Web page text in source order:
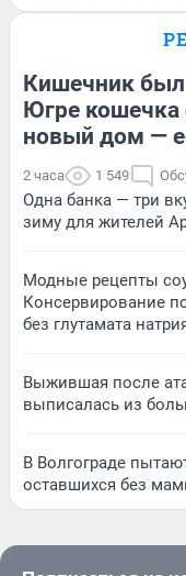
Кишечник
Югре кошечка
новый дом —
2 часа 1 549
Одна банка — три
зиму для жителей
Модные рецепты
Консервирование
без глутамата
Выжившая после
выписалась из
В Волгограде
оставшихся без